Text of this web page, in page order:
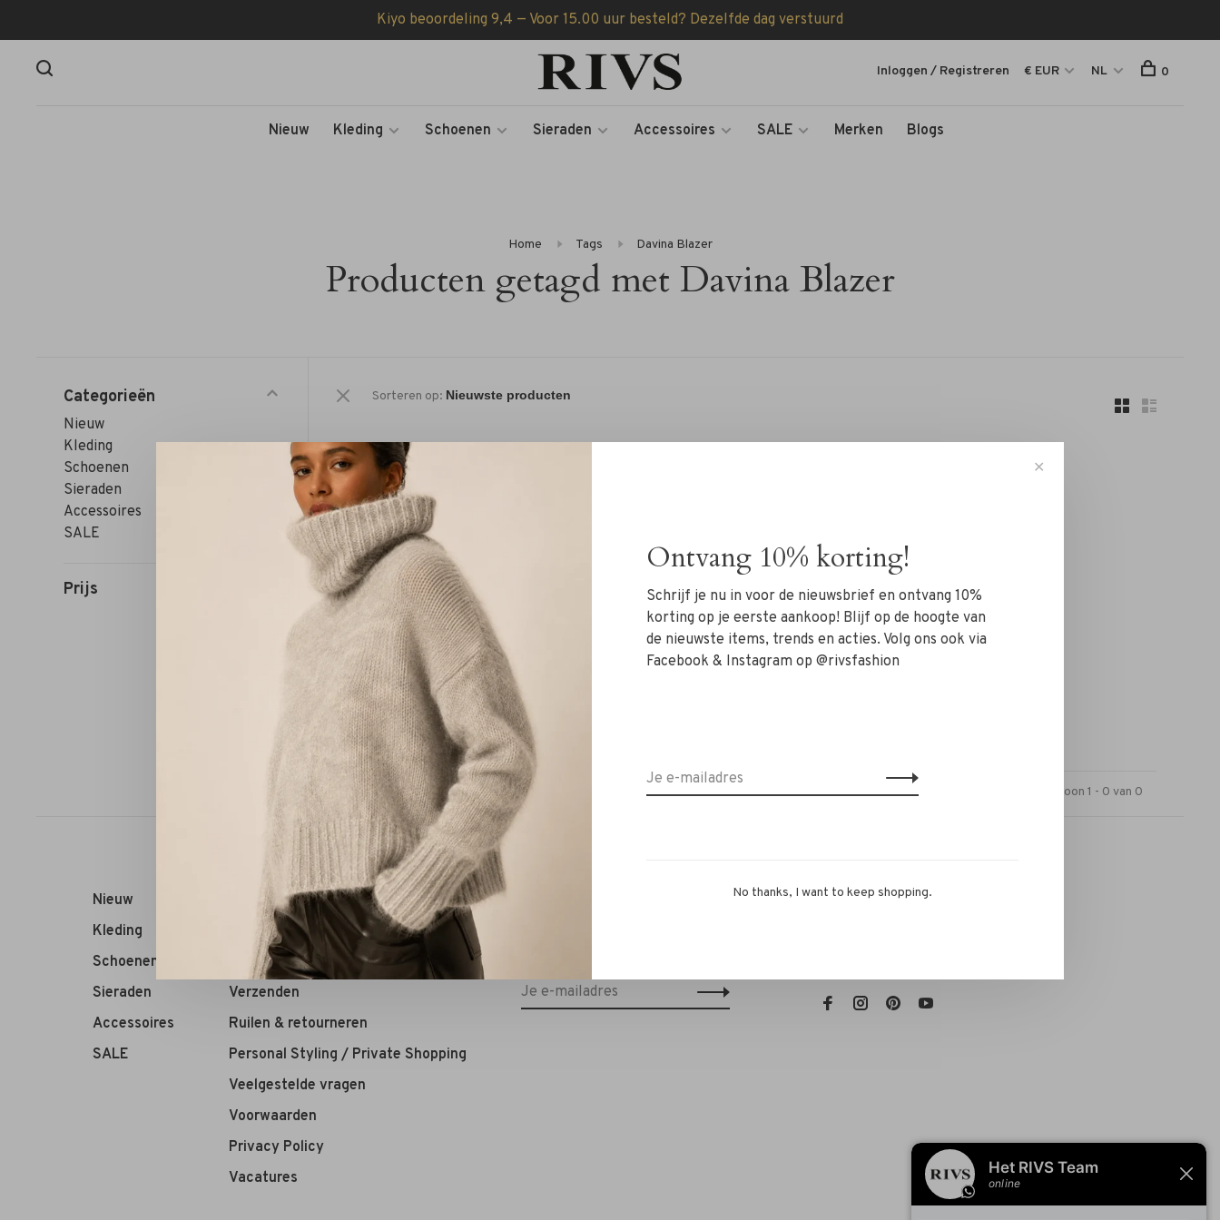
Kiyo beoordeling 9,4 — Voor 15.00 uur besteld? Dezelfde dag verstuurd
Nieuw Kleding Schoenen Sieraden Accessoires SALE Merken Blogs
Inloggen / Registreren € EUR NL 0
Home Tags Davina Blazer
Producten getagd met Davina Blazer
Categorieën
Nieuw
Kleding
Schoenen
Sieraden
Accessoires
SALE
Prijs
Sorteren op:
Geen producten gevonden!...
Sorteren op: Toon 1 - 0 van 0
Nieuw
Kleding
Schoenen
Sieraden
Accessoires
SALE
RIVS Store
Over ons
Contact
Verzenden
Ruilen & retourneren
Personal Styling / Private Shopping
Veelgestelde vragen
Voorwaarden
Privacy Policy
Vacatures
Schrijf je in voor onze nieuwsbrief en
RIVS Store
✕
Ontvang 10% korting!
Schrijf je nu in voor de nieuwsbrief en ontvang 10%
korting op je eerste aankoop! Blijf op de hoogte van
de nieuwste items, trends en acties. Volg ons ook via
Facebook & Instagram op @rivsfashion
No thanks, I want to keep shopping.